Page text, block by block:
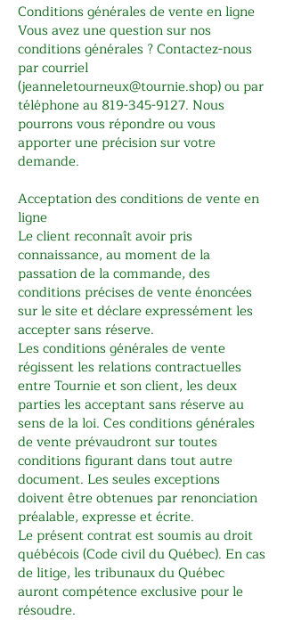
Conditions générales de vente en ligne
Vous avez une question sur nos
conditions générales ? Contactez-nous
par courriel
(jeanneletourneux@tournie.shop) ou par
téléphone au 819-345-9127. Nous
pourrons vous répondre ou vous
apporter une précision sur votre
demande.
Acceptation des conditions de vente en
ligne
Le client reconnaît avoir pris
connaissance, au moment de la
passation de la commande, des
conditions précises de vente énoncées
sur le site et déclare expressément les
accepter sans réserve.
Les conditions générales de vente
régissent les relations contractuelles
entre Tournie et son client, les deux
parties les acceptant sans réserve au
sens de la loi. Ces conditions générales
de vente prévaudront sur toutes
conditions figurant dans tout autre
document. Les seules exceptions
doivent être obtenues par renonciation
préalable, expresse et écrite.
Le présent contrat est soumis au droit
québécois (Code civil du Québec). En cas
de litige, les tribunaux du Québec
auront compétence exclusive pour le
résoudre.